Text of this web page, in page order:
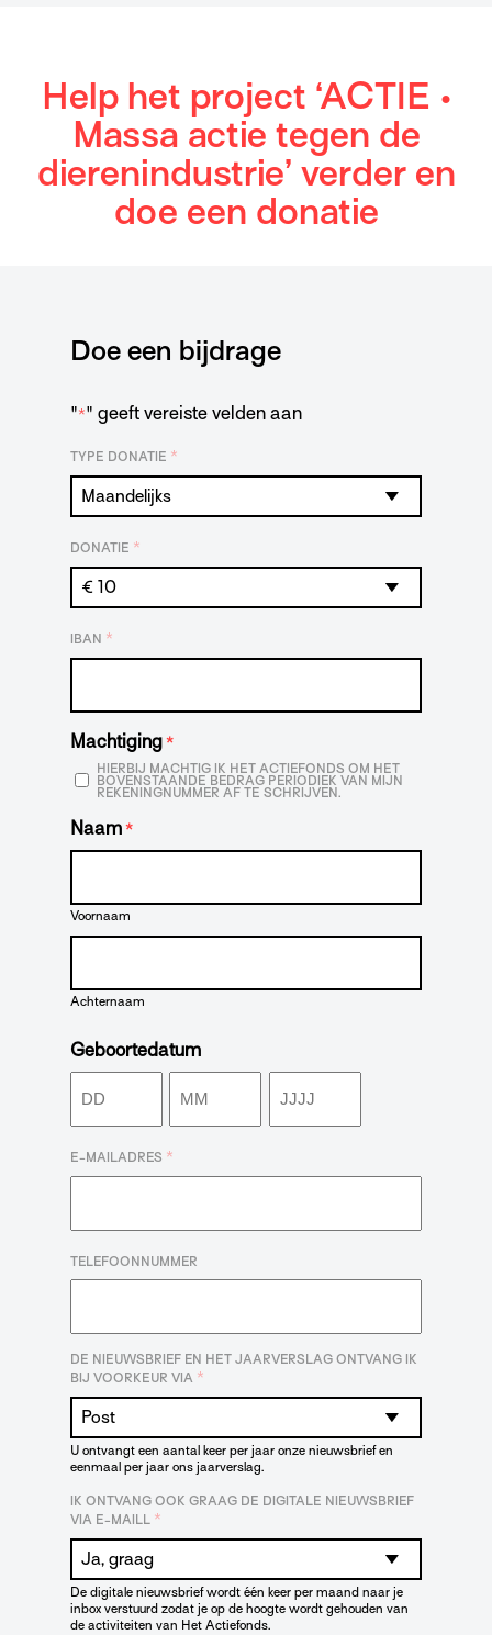
Help het project ‘ACTIE •
Massa actie tegen de
dierenindustrie’ verder en
doe een donatie
Doe een bijdrage
"*" geeft vereiste velden aan
TYPE DONATIE *
DONATIE *
IBAN *
Machtiging *
HIERBIJ MACHTIG IK HET ACTIEFONDS OM HET
BOVENSTAANDE BEDRAG PERIODIEK VAN MIJN
REKENINGNUMMER AF TE SCHRIJVEN.
Naam *
Voornaam
Achternaam
Geboortedatum
Dag Maand Jaar
E-MAILADRES *
TELEFOONNUMMER
DE NIEUWSBRIEF EN HET JAARVERSLAG ONTVANG IK
BIJ VOORKEUR VIA *
U ontvangt een aantal keer per jaar onze nieuwsbrief en
eenmaal per jaar ons jaarverslag.
IK ONTVANG OOK GRAAG DE DIGITALE NIEUWSBRIEF
VIA E-MAILL *
De digitale nieuwsbrief wordt één keer per maand naar je
inbox verstuurd zodat je op de hoogte wordt gehouden van
de activiteiten van Het Actiefonds.